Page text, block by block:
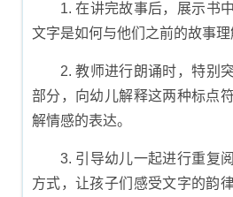
1. 在讲完故事后，展示书
文字是如何与他们之前的故事理
2. 教师进行朗诵时，特别
部分，向幼儿解释这两种标点
解情感的表达。
3. 引导幼儿一起进行重复
方式，让孩子们感受文字的韵